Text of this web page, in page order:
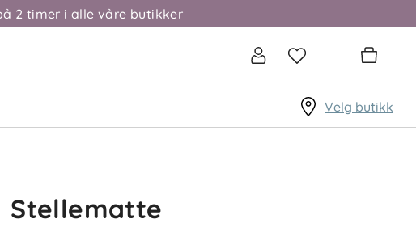
2 timer i alle våre butikker
Velg butikk
Stellematte